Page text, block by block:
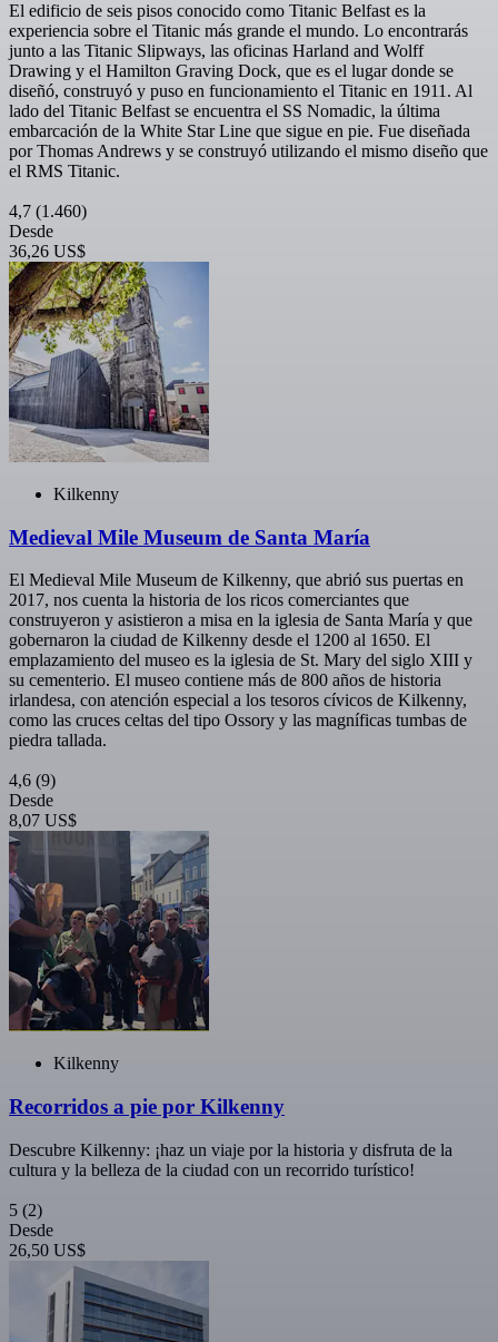
El edificio de seis pisos conocido como Titanic Belfast es la
experiencia sobre el Titanic más grande el mundo. Lo encontrarás
junto a las Titanic Slipways, las oficinas Harland and Wolff
Drawing y el Hamilton Graving Dock, que es el lugar donde se
diseñó, construyó y puso en funcionamiento el Titanic en 1911. Al
lado del Titanic Belfast se encuentra el SS Nomadic, la última
embarcación de la White Star Line que sigue en pie. Fue diseñada
por Thomas Andrews y se construyó utilizando el mismo diseño que
el RMS Titanic.
4,7 (1.460)
Desde
36,26 US$
Kilkenny
Medieval Mile Museum de Santa María
El Medieval Mile Museum de Kilkenny, que abrió sus puertas en
2017, nos cuenta la historia de los ricos comerciantes que
construyeron y asistieron a misa en la iglesia de Santa María y que
gobernaron la ciudad de Kilkenny desde el 1200 al 1650. El
emplazamiento del museo es la iglesia de St. Mary del siglo XIII y
su cementerio. El museo contiene más de 800 años de historia
irlandesa, con atención especial a los tesoros cívicos de Kilkenny,
como las cruces celtas del tipo Ossory y las magníficas tumbas de
piedra tallada.
4,6 (9)
Desde
8,07 US$
Kilkenny
Recorridos a pie por Kilkenny
Descubre Kilkenny: ¡haz un viaje por la historia y disfruta de la
cultura y la belleza de la ciudad con un recorrido turístico!
5 (2)
Desde
26,50 US$